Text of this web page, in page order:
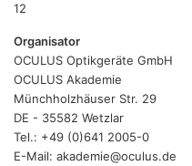
12
Organisator
OCULUS Optikgeräte GmbH
OCULUS Akademie
Münchholzhäuser Str. 29
DE - 35582 Wetzlar
Tel.: +49 (0)641 2005-0
E-Mail: akademie@oculus.de